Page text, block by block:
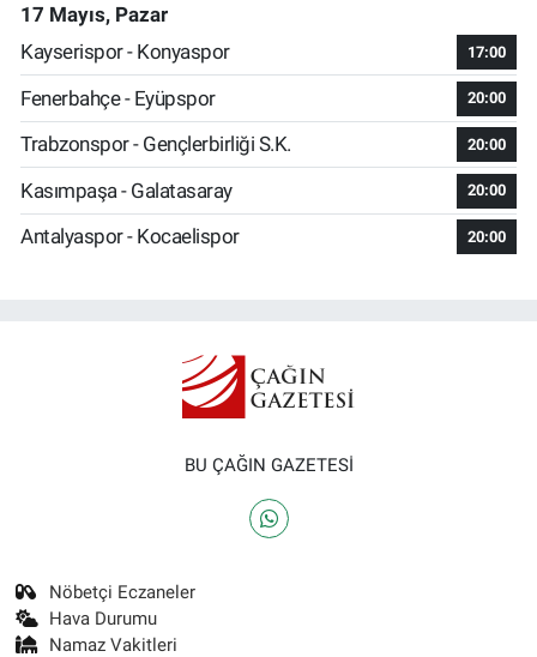
17 Mayıs, Pazar
Kayserispor - Konyaspor
17:00
Fenerbahçe - Eyüpspor 20:00
Trabzonspor - Gençlerbirliği S.K. 20:00
Kasımpaşa - Galatasaray 20:00
Antalyaspor - Kocaelispor 20:00
BU ÇAĞIN GAZETESİ
Nöbetçi Eczaneler
Hava Durumu
Namaz Vakitleri